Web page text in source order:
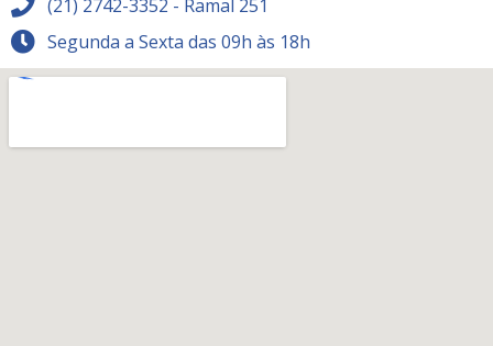
(21) 2742-3352 - Ramal 251
Segunda a Sexta das 09h às 18h